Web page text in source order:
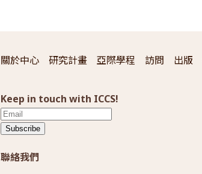
關於中心 研究計畫 亞際學程 訪問 出版
Keep in touch with ICCS!
Subscribe
聯絡我們